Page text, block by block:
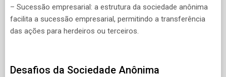
– Sucessão empresarial: a estrutura da sociedade anônima
facilita a sucessão empresarial, permitindo a transferência
das ações para herdeiros ou terceiros.
Desafios da Sociedade Anônima